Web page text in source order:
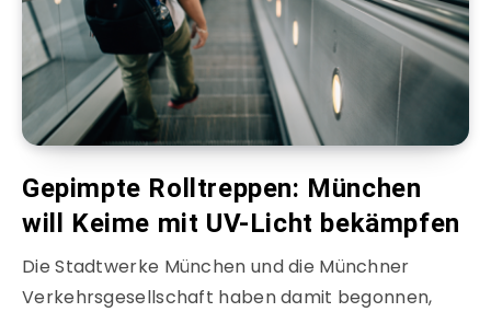
Gepimpte Rolltreppen: München
will Keime mit UV-Licht bekämpfen
Die Stadtwerke München und die Münchner
Verkehrsgesellschaft haben damit begonnen,